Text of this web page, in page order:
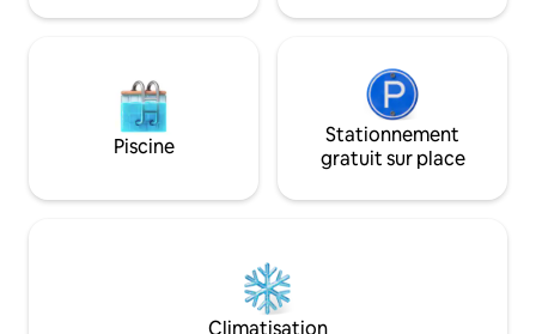
avec confort et praticité.
intimité et calme.
Piscine
Stationnement
gratuit sur place
Climatisation